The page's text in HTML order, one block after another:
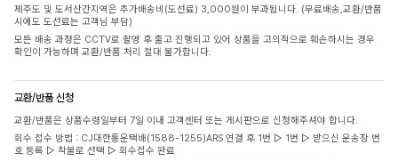
제주도 및 도서산간지역은 추가배송비(도선료) 3,000원이 부과됩니다. (무료배송,교환/반품
시에도 도선료는 고객님 부담)
모든 배송 과정은 CCTV로 촬영 후 출고 진행되고 있어 상품을 고의적으로 훼손하시는 경우
확인이 가능하며 교환/반품 처리 절대 불가합니다.
교환/반품 신청
교환/반품은 상품수령일부터 7일 이내 고객센터 또는 게시판으로 신청해주셔야 합니다.
회수 접수 방법 : CJ대한통운택배(1588-1255)ARS 연결 후 1번 ▷ 1번 ▷ 받으신 운송장 번
호 등록 ▷ 착불로 선택 ▷ 회수접수 완료